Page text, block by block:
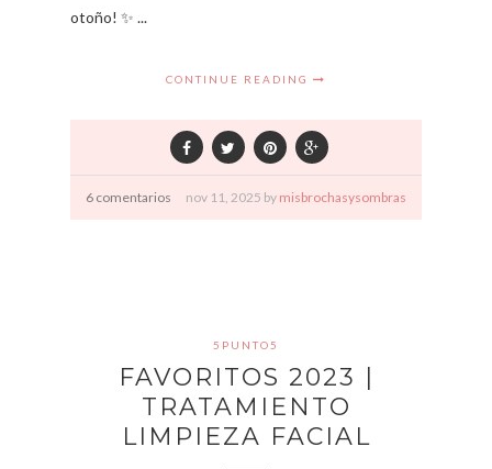
otoño! ✨ ...
CONTINUE READING
6 comentarios nov 11, 2025 by misbrochasysombras
5PUNTO5
FAVORITOS 2023 |
TRATAMIENTO
LIMPIEZA FACIAL